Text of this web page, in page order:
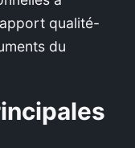
qualité-
du